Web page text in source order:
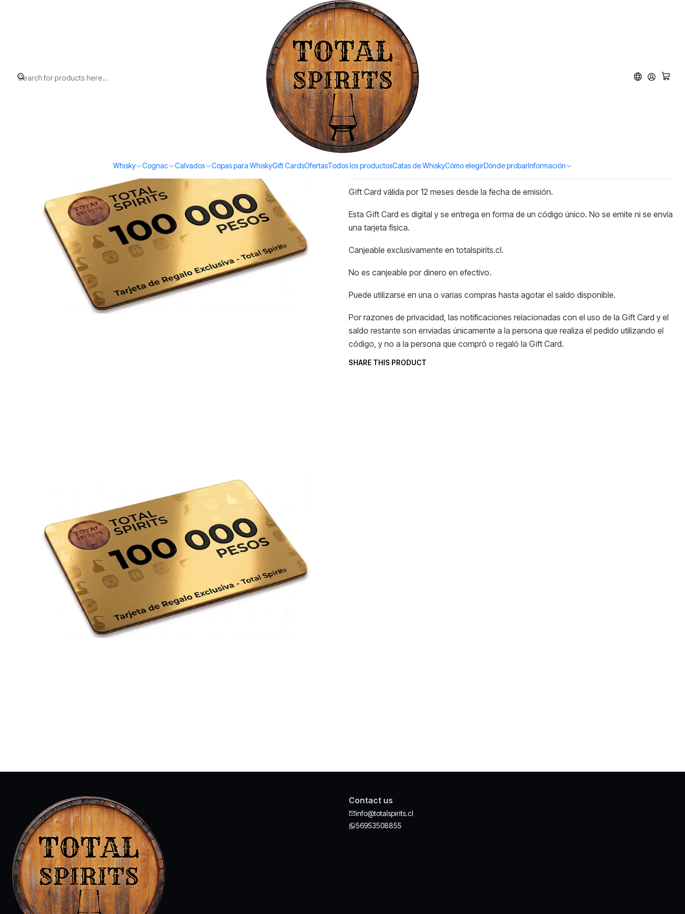
Whisky Cognac Calvados Copas para WhiskyGift CardsOfertasTodos los productosCatas de WhiskyCómo elegirDónde probarInformación
Todos los productos estan en stock. Despachamos a todo Chile.
|
Gift Card Total Spirits 100.000
pesos
Quantity
DESCRIPTION
Gift Card válida por 12 meses desde la fecha de emisión.
Esta Gift Card es digital y se entrega en forma de un código único. No se emite ni se envía
una tarjeta física.
Canjeable exclusivamente en totalspirits.cl.
No es canjeable por dinero en efectivo.
Puede utilizarse en una o varias compras hasta agotar el saldo disponible.
Por razones de privacidad, las notificaciones relacionadas con el uso de la Gift Card y el
saldo restante son enviadas únicamente a la persona que realiza el pedido utilizando el
código, y no a la persona que compró o regaló la Gift Card.
SHARE THIS PRODUCT
Contact us
info@totalspirits.cl
56953508855